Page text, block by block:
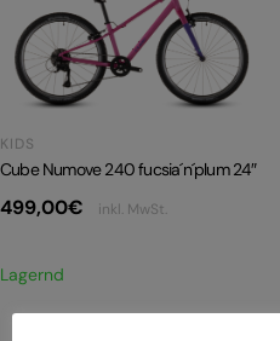
KIDS
Cube Numove 240 fucsia´n´plum 24″
499,00€ inkl. MwSt.
Lagernd